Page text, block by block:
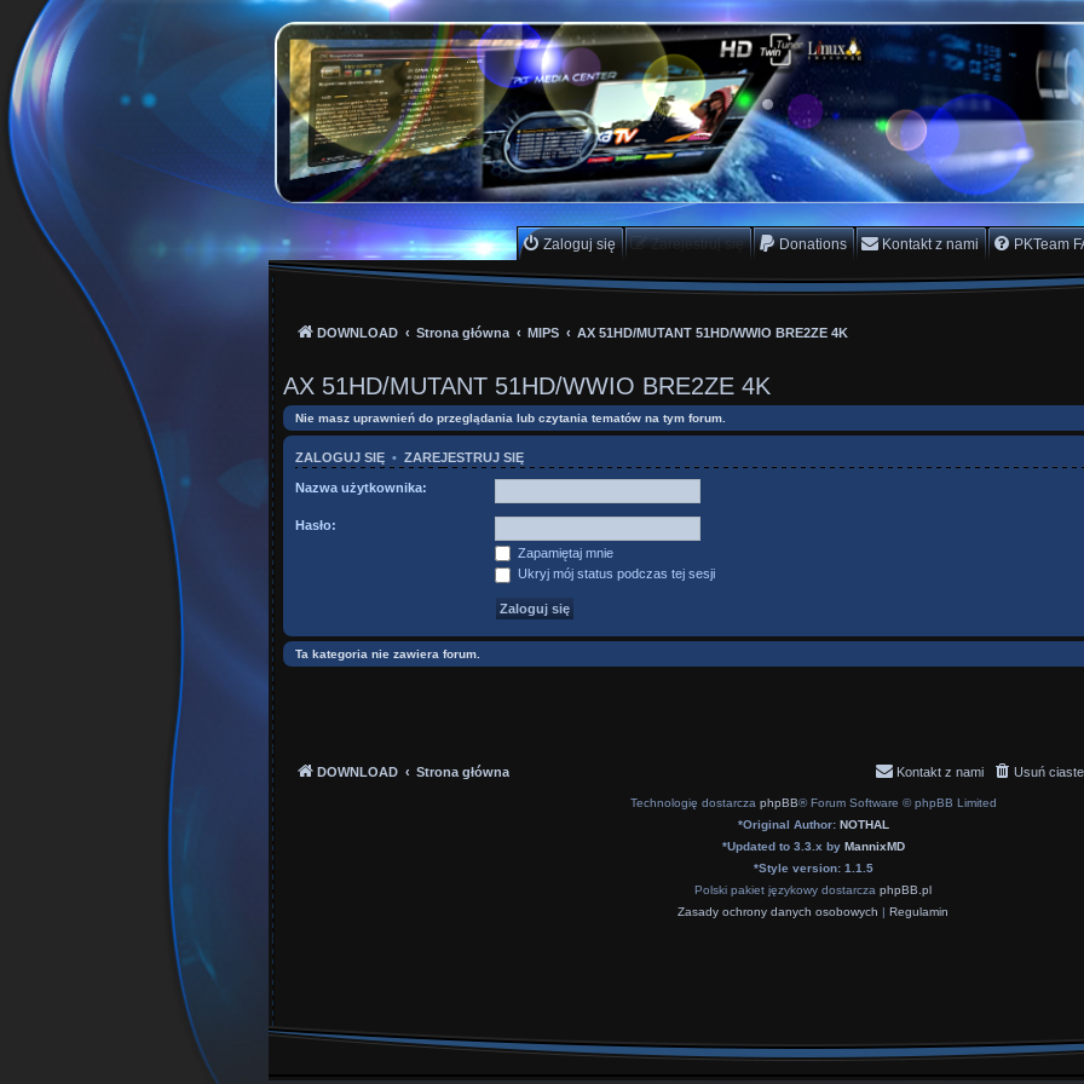
PKTeam - Polish Koders Team
Hyperion, Enigma, E2, PKT, listy kanałów, oscam
Zaloguj się Zarejestruj się Donations Kontakt z nami PKTeam
DOWNLOAD Strona główna MIPS AX 51HD/MUTANT 51HD/WWIO BRE2ZE 4K
AX 51HD/MUTANT 51HD/WWIO BRE2ZE 4K
Nie masz uprawnień do przeglądania lub czytania tematów na tym forum.
ZALOGUJ SIĘ • ZAREJESTRUJ SIĘ
Nazwa użytkownika:
Hasło:
Zapamiętaj mnie
Ukryj mój status podczas tej sesji
Ta kategoria nie zawiera forum.
DOWNLOAD Strona główna Usuń
Kontakt z nami
Technologię dostarcza phpBB® Forum Software © phpBB Limited
*Original Author: NOTHAL
*Updated to 3.3.x by MannixMD
*Style version: 1.1.5
Polski pakiet językowy dostarcza phpBB.pl
Zasady ochrony danych osobowych | Regulamin